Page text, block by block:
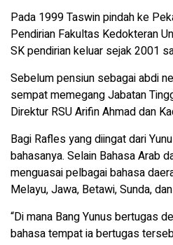
Pada 1999 Taswin pindah ke
Pendirian Fakultas Kedokteran
SK pendirian keluar sejak 2001
Sebelum pensiun sebagai abdi
sempat memegang Jabatan
Direktur RSU Arifin Ahmad dan
Bagi Rafles yang diingat dari
bahasanya. Selain Bahasa Arab
menguasai pelbagai bahasa
Melayu, Jawa, Betawi, Sunda,
“Di mana Bang Yunus bertugas
bahasa tempat ia bertugas